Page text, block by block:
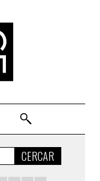
CERCAR